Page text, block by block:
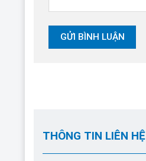
THÔNG TIN LIÊN HỆ